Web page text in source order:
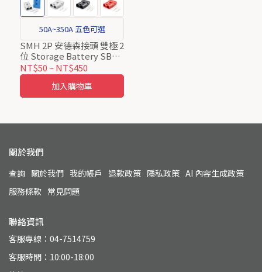
50A~350A 五色可選
SMH 2P 安德森接頭 雙極 2
位 Storage Battery SB蓄
電池連接器
NT$50 ~NT$450
加入購物車
關於我們
查詢 關於我們 我的帳戶 退款政策 隱私政策 AI 內容生成政策
服務條款 常見問題
聯絡資訊
客服專線：04-7514759
客服時間：10:00-18:00